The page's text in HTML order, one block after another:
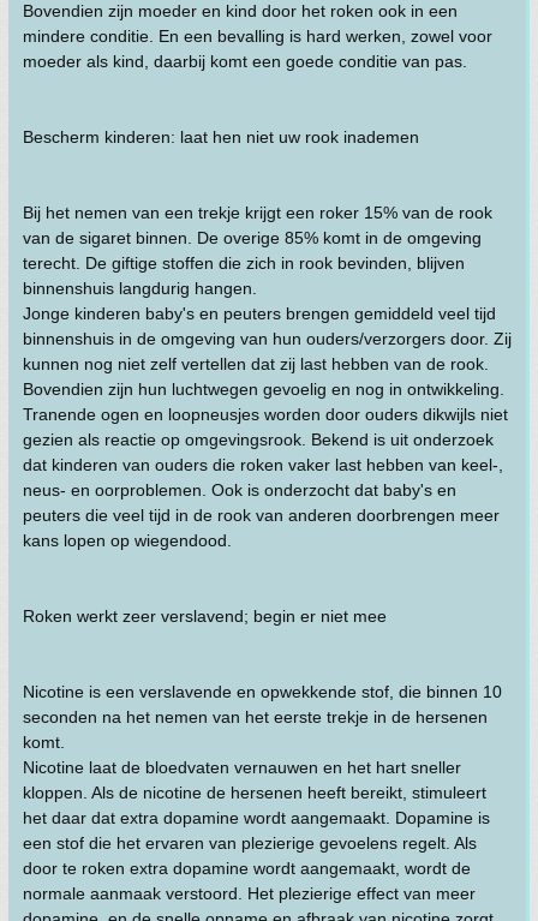
Bovendien zijn moeder en kind door het roken ook in een
mindere conditie. En een bevalling is hard werken, zowel voor
moeder als kind, daarbij komt een goede conditie van pas.
Bescherm kinderen: laat hen niet uw rook inademen
Bij het nemen van een trekje krijgt een roker 15% van de rook
van de sigaret binnen. De overige 85% komt in de omgeving
terecht. De giftige stoffen die zich in rook bevinden, blijven
binnenshuis langdurig hangen.
Jonge kinderen baby's en peuters brengen gemiddeld veel tijd
binnenshuis in de omgeving van hun ouders/verzorgers door. Zij
kunnen nog niet zelf vertellen dat zij last hebben van de rook.
Bovendien zijn hun luchtwegen gevoelig en nog in ontwikkeling.
Tranende ogen en loopneusjes worden door ouders dikwijls niet
gezien als reactie op omgevingsrook. Bekend is uit onderzoek
dat kinderen van ouders die roken vaker last hebben van keel-,
neus- en oorproblemen. Ook is onderzocht dat baby's en
peuters die veel tijd in de rook van anderen doorbrengen meer
kans lopen op wiegendood.
Roken werkt zeer verslavend; begin er niet mee
Nicotine is een verslavende en opwekkende stof, die binnen 10
seconden na het nemen van het eerste trekje in de hersenen
komt.
Nicotine laat de bloedvaten vernauwen en het hart sneller
kloppen. Als de nicotine de hersenen heeft bereikt, stimuleert
het daar dat extra dopamine wordt aangemaakt. Dopamine is
een stof die het ervaren van plezierige gevoelens regelt. Als
door te roken extra dopamine wordt aangemaakt, wordt de
normale aanmaak verstoord. Het plezierige effect van meer